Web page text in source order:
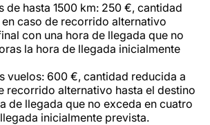
de hasta 1500 km: 250 €, cantidad
caso de recorrido alternativo
con una hora de llegada que no
la hora de llegada inicialmente
vuelos: 600 €, cantidad reducida a
recorrido alternativo hasta el destino
de llegada que no exceda en cuatro
inicialmente prevista.